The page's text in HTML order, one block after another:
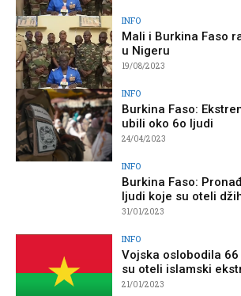
INFO
Mali i Burkina Faso
u Nigeru
19/08/2023
INFO
Burkina Faso:
ubili oko 6o ljudi
24/04/2023
INFO
Burkina Faso:
ljudi koje su oteli
31/01/2023
INFO
Vojska oslobodila
su oteli islamski
21/01/2023